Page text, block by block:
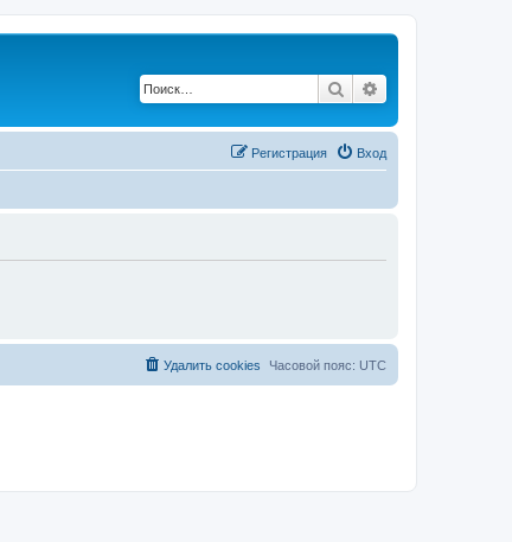
Поиск
Вход
Регистрация
Часовой пояс: UTC
Удалить cookies